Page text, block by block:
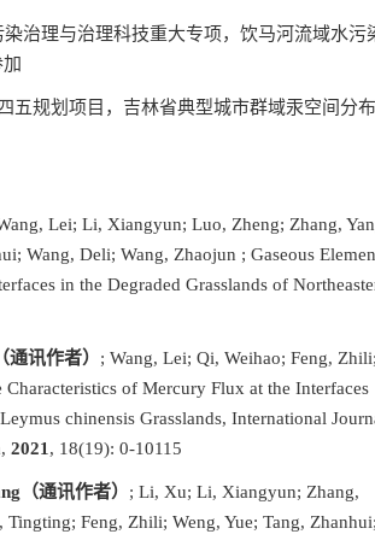
治理与治理科技重大专项， 饮马河流域水污
五规划项目，吉林省典型城市群域汞空间分
Lei; Li, Xiangyun; Luo, Zheng; Zhang,
Wang, Deli; Wang, Zhaojun ; Gaseous
in the Degraded Grasslands of
（通讯作者） ; Wang, Lei; Qi, Weihao; Feng,
of Mercury Flux at the Interfaces
chinensis Grasslands, International
2021, 18(19): 0-10115
（通讯作者） ; Li, Xu; Li, Xiangyun; Zhang,
Feng, Zhili; Weng, Yue; Tang, Zhanhui;